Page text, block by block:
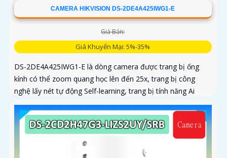
CAMERA HIKVISION DS-2DE4A425IWG1-E
Giá Bán:
Giá Khuyến Mại: 5%-35%
DS-2DE4A425IWG1-E là dòng camera được trang bị ống
kính có thể zoom quang học lên đến 25x, trang bị công
nghệ lấy nét tự động Self-learning, trang bị tính năng Ai
nhận diện chính xác tích hợp AcuSearch khi kết hợp chung
với đầu ghi hình, nhìn ban đêm bằng hồng ngoại 50m